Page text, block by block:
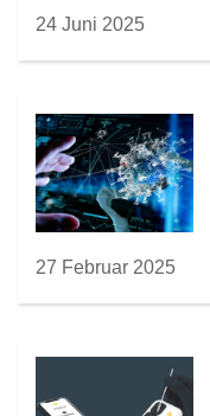
24 Juni 2025
27 Februar 2025